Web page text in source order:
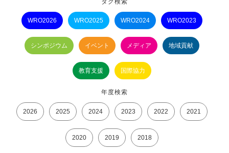
タグ検索
WRO2026 WRO2025 WRO2024 WRO2023
シンポジウム イベント メディア 地域貢献
教育支援 国際協力
年度検索
2026 2025 2024 2023 2022 2021
2020 2019 2018